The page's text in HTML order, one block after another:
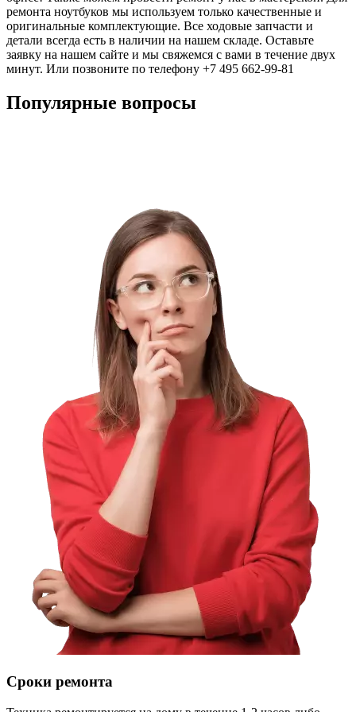
ремонта ноутбуков мы используем только качественные и
оригинальные комплектующие. Все ходовые запчасти и
детали всегда есть в наличии на нашем складе. Оставьте
заявку на нашем сайте и мы свяжемся с вами в течение двух
минут. Или позвоните по телефону +7 495 662-99-81
Популярные вопросы
Сроки ремонта